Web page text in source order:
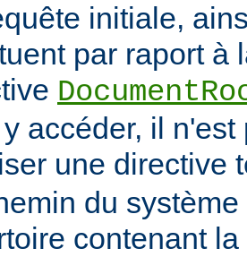
initiale,
par raport à
accéder, il
une directive
du
contenant la